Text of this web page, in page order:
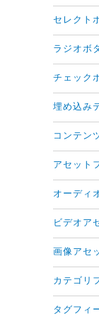
セレクト
ラジオボ
チェック
埋め込み
コンテン
アセット
オーディ
ビデオア
画像アセ
カテゴリ
タグフィ